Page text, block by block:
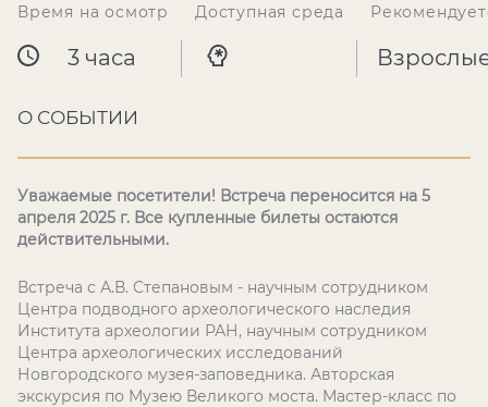
Время на осмотр
3 часа
Доступная среда
О СОБЫТИИ
Уважаемые посетители! Встреча переносится на 5
апреля 2025 г. Все купленные билеты остаются
действительными.
Встреча с А.В. Степановым - научным сотрудником
Центра подводного археологического наследия
Института археологии РАН, научным сотрудником
Центра археологических исследований
Новгородского музея-заповедника. Авторская
экскурсия по Музею Великого моста. Мастер-класс по